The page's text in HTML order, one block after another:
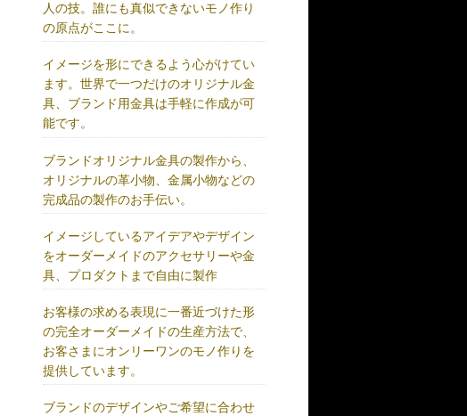
人の技。誰にも真似できないモノ作り
の原点がここに。
イメージを形にできるよう心がけてい
ます。世界で一つだけのオリジナル金
具、ブランド用金具は手軽に作成が可
能です。
ブランドオリジナル金具の製作から、
オリジナルの革小物、金属小物などの
完成品の製作のお手伝い。
イメージしているアイデアやデザイン
をオーダーメイドのアクセサリーや金
具、プロダクトまで自由に製作
お客様の求める表現に一番近づけた形
の完全オーダーメイドの生産方法で、
お客さまにオンリーワンのモノ作りを
提供しています。
ブランドのデザインやご希望に合わせ